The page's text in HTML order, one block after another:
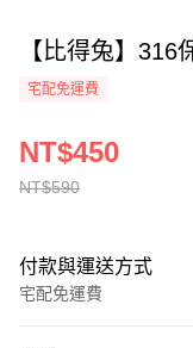
【比得兔】
宅配免運費
NT$590
NT$450
付款與運送方式
宅配免運費